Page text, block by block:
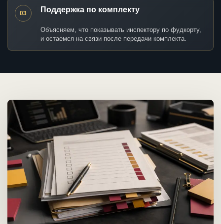
03 Поддержка по комплекту
Объясняем, что показывать инспектору по фудкорту,
и остаемся на связи после передачи комплекта.